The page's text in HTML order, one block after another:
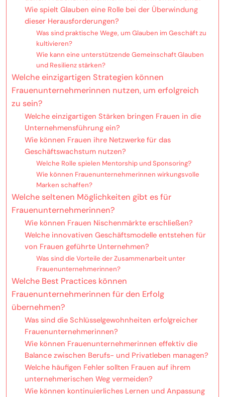
Wie spielt Glauben eine Rolle bei der Überwindung
dieser Herausforderungen?
Was sind praktische Wege, um Glauben im Geschäft zu
kultivieren?
Wie kann eine unterstützende Gemeinschaft Glauben
und Resilienz stärken?
Welche einzigartigen Strategien können
Frauenunternehmerinnen nutzen, um erfolgreich
zu sein?
Welche einzigartigen Stärken bringen Frauen in die
Unternehmensführung ein?
Wie können Frauen ihre Netzwerke für das
Geschäftswachstum nutzen?
Welche Rolle spielen Mentorship und Sponsoring?
Wie können Frauenunternehmerinnen wirkungsvolle
Marken schaffen?
Welche seltenen Möglichkeiten gibt es für
Frauenunternehmerinnen?
Wie können Frauen Nischenmärkte erschließen?
Welche innovativen Geschäftsmodelle entstehen für
von Frauen geführte Unternehmen?
Was sind die Vorteile der Zusammenarbeit unter
Frauenunternehmerinnen?
Welche Best Practices können
Frauenunternehmerinnen für den Erfolg
übernehmen?
Was sind die Schlüsselgewohnheiten erfolgreicher
Frauenunternehmerinnen?
Wie können Frauenunternehmerinnen effektiv die
Balance zwischen Berufs- und Privatleben managen?
Welche häufigen Fehler sollten Frauen auf ihrem
unternehmerischen Weg vermeiden?
Wie können kontinuierliches Lernen und Anpassung